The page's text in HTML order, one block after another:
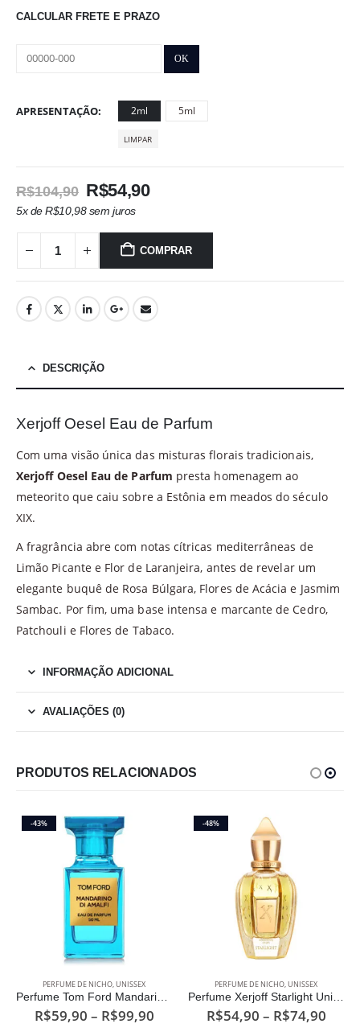
R$74,90
CALCULAR FRETE E PRAZO
APRESENTAÇÃO 2ml 5ml
LIMPAR
R$104,90 O
preço
era:
R$104,90.
R$54,90O
é:
R$54,90.
5x deR$10,98sem juros
COMPRAR
DESCRIÇÃO
Xerjoff Oesel Eau de Parfum
Com uma visão única das misturas florais tradicionais,
Xerjoff Oesel Eau de Parfum presta homenagem ao
meteorito que caiu sobre a Estônia em meados do século
XIX.
A fragrância abre com notas cítricas mediterrâneas de
Limão Picante e Flor de Laranjeira, antes de revelar um
elegante buquê de Rosa Búlgara, Flores de Acácia e Jasmim
Sambac. Por fim, uma base intensa e marcante de Cedro,
Patchouli e Flores de Tabaco.
INFORMAÇÃO ADICIONAL
AVALIAÇÕES (0)
PRODUTOS RELACIONADOS
-43%
Este produto tem várias variantes. As opções podem ser escolhidas na página do produto
PERFUME DE NICHO,UNISSEX
R$59,90 – R$99,90Faixa
-48%
Este produto tem várias variantes. As opções podem ser escolhidas na página do produto
PERFUME DE NICHO,UNISSEX
R$54,90 – R$74,90Faixa